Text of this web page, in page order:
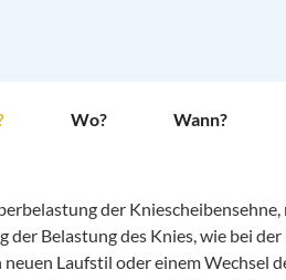
Wo? Wann?
der Kniescheibensehne,
der Belastung des Knies, wie bei
neuen Laufstil oder einem Wechsel